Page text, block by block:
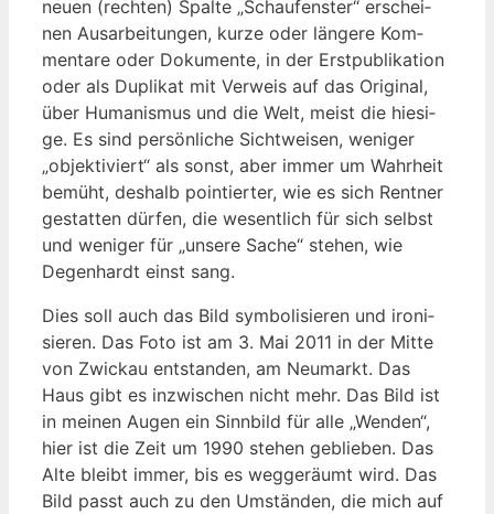
neu­en (rech­ten) Spal­te „Schau­fens­ter“ erschei­
nen Aus­ar­bei­tun­gen, kur­ze oder län­ge­re Kom­
men­ta­re oder Doku­men­te, in der Erst­pu­bli­ka­ti­on
oder als Dupli­kat mit Ver­weis auf das Ori­gi­nal,
über Huma­nis­mus und die Welt, meist die hie­si­
ge. Es sind per­sön­li­che Sicht­wei­sen, weni­ger
„objek­ti­viert“ als sonst, aber immer um Wahr­heit
bemüht, des­halb poin­tier­ter, wie es sich Rent­ner
gestat­ten dür­fen, die wesent­lich für sich selbst
und weni­ger für „unse­re Sache“ ste­hen, wie
Degen­hardt einst sang.
Dies soll auch das Bild sym­bo­li­sie­ren und iro­ni­
sie­ren. Das Foto ist am 3. Mai 2011 in der Mit­te
von Zwi­ckau ent­stan­den, am Neu­markt. Das
Haus gibt es inzwi­schen nicht mehr. Das Bild ist
in mei­nen Augen ein Sinn­bild für alle „Wen­den“,
hier ist die Zeit um 1990 ste­hen geblie­ben. Das
Alte bleibt immer, bis es weg­ge­räumt wird. Das
Bild passt auch zu den Umstän­den, die mich auf